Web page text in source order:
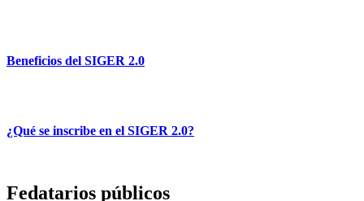
Beneficios del SIGER 2.0
¿Qué se inscribe en el SIGER 2.0?
Fedatarios públicos